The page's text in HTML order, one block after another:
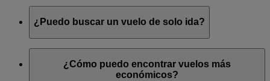
¿Puedo buscar un vuelo de solo ida?
abre en la misma ventana).
¿Cómo puedo encontrar vuelos más
económicos?